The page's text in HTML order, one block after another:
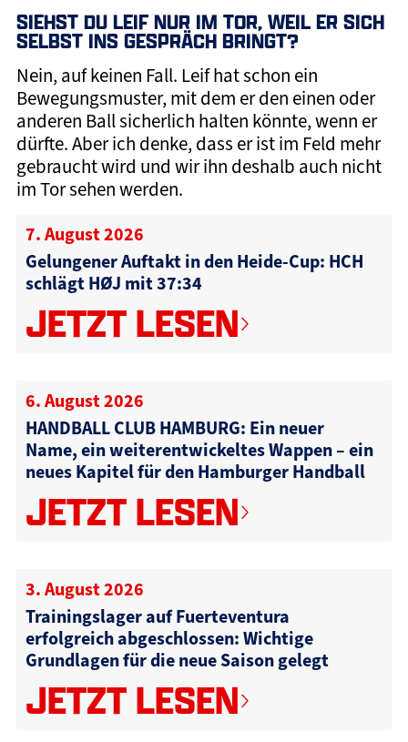
SIEHST DU LEIF NUR IM TOR, WEIL ER SICH
SELBST INS GESPRÄCH BRINGT?
Nein, auf keinen Fall. Leif hat schon ein
Bewegungsmuster, mit dem er den einen oder
anderen Ball sicherlich halten könnte, wenn er
dürfte. Aber ich denke, dass er ist im Feld mehr
gebraucht wird und wir ihn deshalb auch nicht
im Tor sehen werden.
7. August 2026
Gelungener Auftakt in den Heide-Cup: HCH
schlägt HØJ mit 37:34
JETZT LESEN
6. August 2026
HANDBALL CLUB HAMBURG: Ein neuer
Name, ein weiterentwickeltes Wappen – ein
neues Kapitel für den Hamburger Handball
JETZT LESEN
3. August 2026
Trainingslager auf Fuerteventura
erfolgreich abgeschlossen: Wichtige
Grundlagen für die neue Saison gelegt
JETZT LESEN